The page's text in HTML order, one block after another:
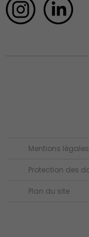
Mentions légales
Protection des
Plan du site